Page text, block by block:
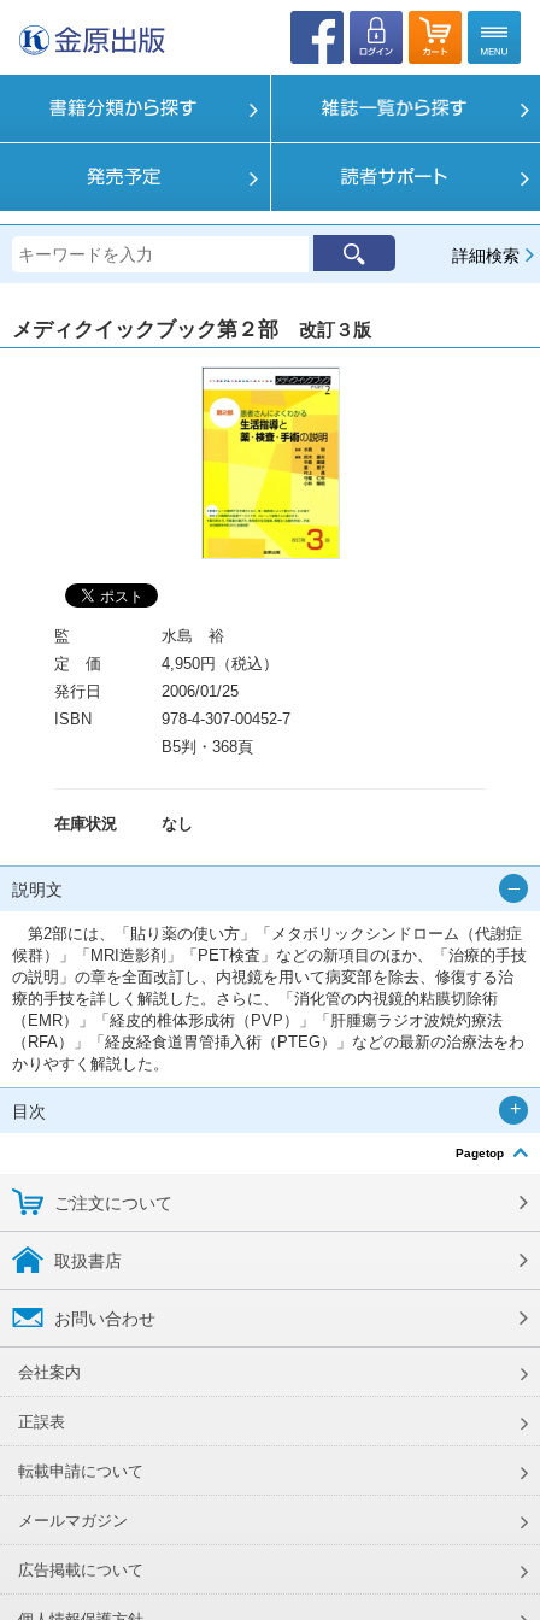
詳細検索
メディクイックブック第２部 改訂３版
監
水島 裕
定 価
4,950円（税込）
発行日
2006/01/25
ISBN
978-4-307-00452-7
B5判・368頁
在庫状況 なし
説明文
第2部には、「貼り薬の使い方」「メタボリックシンドローム（代謝症
候群）」「MRI造影剤」「PET検査」などの新項目のほか、「治療的手技
の説明」の章を全面改訂し、内視鏡を用いて病変部を除去、修復する治
療的手技を詳しく解説した。さらに、「消化管の内視鏡的粘膜切除術
（EMR）」「経皮的椎体形成術（PVP）」「肝腫瘍ラジオ波焼灼療法
（RFA）」「経皮経食道胃管挿入術（PTEG）」などの最新の治療法をわ
かりやすく解説した。
目次
Pagetop
ご注文について
取扱書店
お問い合わせ
会社案内
正誤表
転載申請について
メールマガジン
広告掲載について